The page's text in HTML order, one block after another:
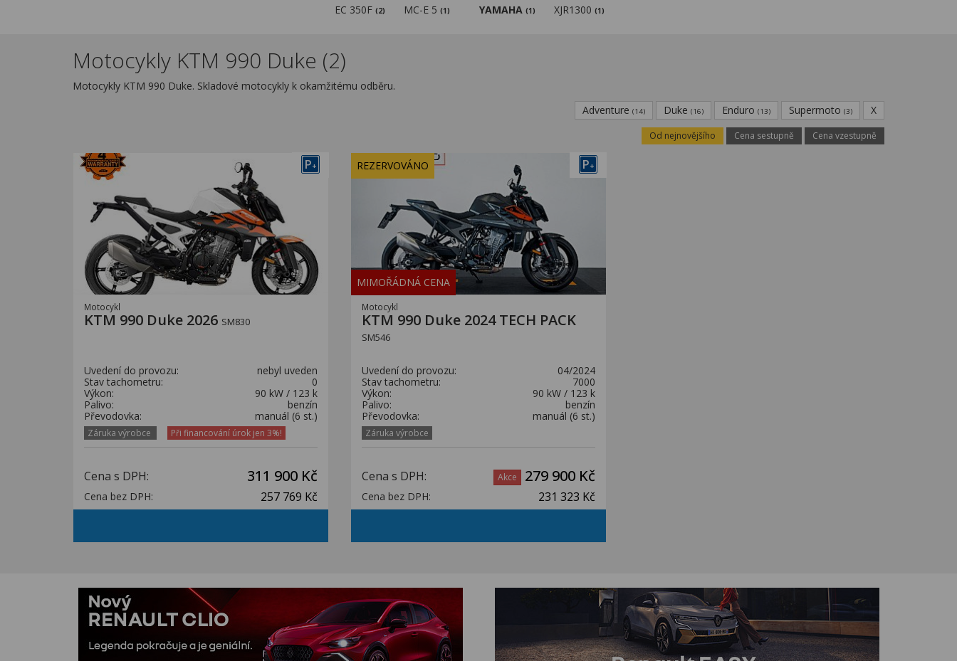
EC 350F(2) MC-E 5(1) YAMAHA (1) XJR1300(1)
Motocykly KTM 990 Duke (2)
Motocykly KTM 990 Duke. Skladové motocykly k okamžitému odběru.
Adventure (14) Duke (16) Enduro (13) Supermoto (3) X
Od nejnovějšího Cena sestupně Cena vzestupně
P+
Motocykl
KTM 990 Duke 2026 SM830
Uvedení do provozu:
nebyl uveden
Stav tachometru:
0
Výkon:
90 kW / 123 k
Palivo:
benzín
Převodovka:
manuál (6 st.)
Záruka výrobce Při financování úrok jen 3%!
Cena s DPH: 311 900 Kč
Cena bez DPH: 257 769 Kč
P+
REZERVOVÁNO
MIMOŘÁDNÁ CENA
Motocykl
KTM 990 Duke 2024 TECH PACK
SM546
Uvedení do provozu:
04/2024
Stav tachometru:
7000
Výkon:
90 kW / 123 k
Palivo:
benzín
Převodovka:
manuál (6 st.)
Záruka výrobce
Cena s DPH: Akce 279 900 Kč
Cena bez DPH: 231 323 Kč